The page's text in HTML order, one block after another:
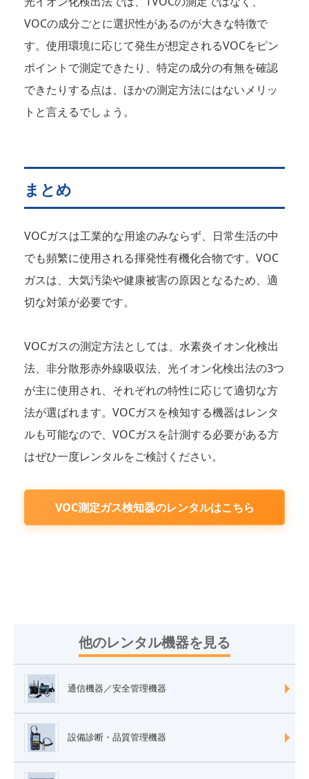
VOCの成分ごとに選択性があるのが大きな特徴で
す。使用環境に応じて発生が想定されるVOCをピン
ポイントで測定できたり、特定の成分の有無を確認
できたりする点は、ほかの測定方法にはないメリッ
トと言えるでしょう。
まとめ
VOCガスは工業的な用途のみならず、日常生活の中
でも頻繁に使用される揮発性有機化合物です。VOC
ガスは、大気汚染や健康被害の原因となるため、適
切な対策が必要です。
VOCガスの測定方法としては、水素炎イオン化検出
法、非分散形赤外線吸収法、光イオン化検出法の3つ
が主に使用され、それぞれの特性に応じて適切な方
法が選ばれます。VOCガスを検知する機器はレンタ
ルも可能なので、VOCガスを計測する必要がある方
はぜひ一度レンタルをご検討ください。
VOC測定ガス検知器のレンタルはこちら
他のレンタル機器を見る
通信機器／安全管理機器
設備診断・品質管理機器